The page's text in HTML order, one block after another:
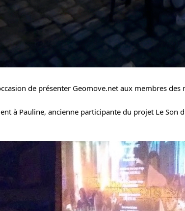
de présenter Geomove.net aux membres des
à Pauline, ancienne participante du projet Le Son